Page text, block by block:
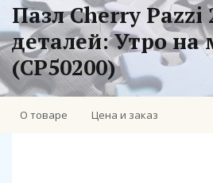
Пазл Cherry Pazzi
деталей: Утро на
(CP50200)
О товаре Цена и заказ